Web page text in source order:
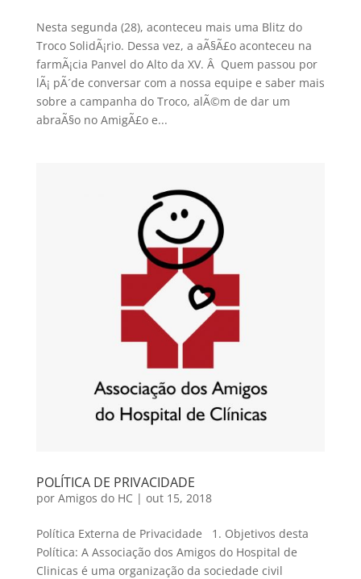
Nesta segunda (28), aconteceu mais uma Blitz do
Troco SolidÃ¡rio. Dessa vez, a aÃ§Ã£o aconteceu na
farmÃ¡cia Panvel do Alto da XV. Â Quem passou por
lÃ¡ pÃ´de conversar com a nossa equipe e saber mais
sobre a campanha do Troco, alÃ©m de dar um
abraÃ§o no AmigÃ£o e...
POLÍTICA DE PRIVACIDADE
por Amigos do HC | out 15, 2018
Polí­tica Externa de Privacidade 1. Objetivos desta
Polí­tica: A Associação dos Amigos do Hospital de
Clinicas é uma organização da sociedade civil